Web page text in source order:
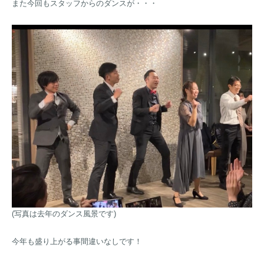
また今回もスタッフからのダンスが・・・
(写真は去年のダンス風景です)
今年も盛り上がる事間違いなしです！